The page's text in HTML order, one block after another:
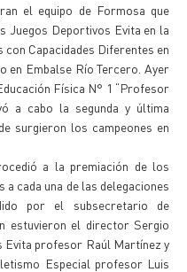
el equipo de Formosa que
Juegos Deportivos Evita en la
Capacidades Diferentes en
en Embalse Río Tercero. Ayer
Física N° 1 “Profesor
a cabo la segunda y última
surgieron los campeones en
a la premiación de los
cada una de las delegaciones
por el subsecretario de
estuvieron el director Sergio
Evita profesor Raúl Martínez y
Especial profesor Luis